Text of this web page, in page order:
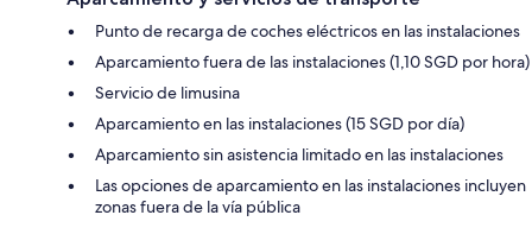
Punto de recarga de coches eléctricos en las instalaciones
Aparcamiento fuera de las instalaciones (1,10 SGD por hora)
Servicio de limusina
Aparcamiento en las instalaciones (15 SGD por día)
Aparcamiento sin asistencia limitado en las instalaciones
Las opciones de aparcamiento en las instalaciones incluyen
zonas fuera de la vía pública